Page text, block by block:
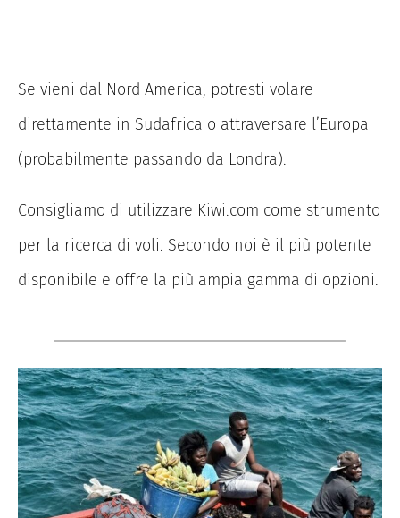
Se vieni dal Nord America, potresti volare
direttamente in Sudafrica o attraversare l’Europa
(probabilmente passando da Londra).
Consigliamo di utilizzare Kiwi.com come strumento
per la ricerca di voli. Secondo noi è il più potente
disponibile e offre la più ampia gamma di opzioni.